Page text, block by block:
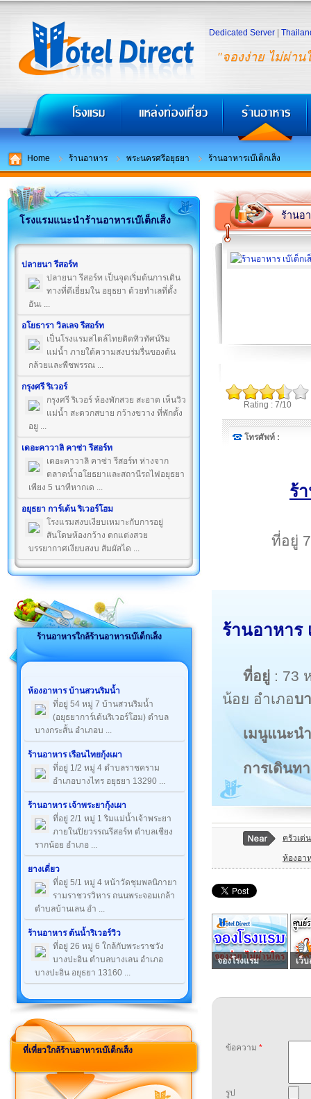
"จองง่าย ไม่ผ่าน
Dedicated Server
Home ร้านอาหาร พระนครศรีอยุธยา ร้านอาหารเบ๊เต็กเส็ง
โรงแรมแนะนำร้านอาหารเบ๊เต็กเส็ง
ปลายนา รีสอร์ท
ปลายนา รีสอร์ท เป็นจุดเริ่มต้นการเดิน
ทางที่ดีเยี่ยมใน อยุธยา ด้วยทำเลที่ตั้ง
อันเ ...
อโยธารา วิลเลจ รีสอร์ท
เป็นโรงแรมสไตล์ไทยติดทิวทัศน์ริม
แม่น้ำ ภายใต้ความสงบร่มรื่นของต้น
กล้วยและพืชพรรณ ...
กรุงศรี ริเวอร์
กรุงศรี ริเวอร์ ห้องพักสวย สะอาด เห็นวิว
แม่น้ำ สะดวกสบาย กว้างขวาง ที่พักตั้ง
อยู ...
เดอะคาวาลิ คาซ่า รีสอร์ท
เดอะคาวาลิ คาซ่า รีสอร์ท ห่างจาก
ตลาดน้ำอโยธยาและสถานีรถไฟอยุธยา
เพียง 5 นาทีหากเด ...
อยุธยา การ์เด้น ริเวอร์โฮม
โรงแรมสงบเงียบเหมาะกับการอยู่
สันโดษห้องกว้าง ตกแต่งสวย
บรรยากาศเงียบสงบ สัมผัสได ...
ร้านอาหารใกล้ร้านอาหารเบ๊เต็กเส็ง
ห้องอาหาร บ้านสวนริมน้ำ
ที่อยู่ 54 หมู่ 7 บ้านสวนริมน้ำ
(อยุธยาการ์เด้นริเวอร์โฮม) ตำบล
บางกระสั้น อำเภอบ ...
ร้านอาหาร เรือนไทยกุ้งเผา
ที่อยู่ 1/2 หมู่ 4 ตำบลราชคราม
อำเภอบางไทร อยุธยา 13290 ...
ร้านอาหาร เจ้าพระยากุ้งเผา
ที่อยู่ 2/1 หมู่ 1 ริมแม่น้ำเจ้าพระยา
ภายในปิยวรรณรีสอร์ท ตำบลเชียง
รากน้อย อำเภอ ...
ยางเดี่ยว
ที่อยู่ 5/1 หมู่ 4 หน้าวัดชุมพลนิกายา
รามราชวรวิหาร ถนนพระจอมเกล้า
ตำบลบ้านเลน อำ ...
ร้านอาหาร ต้นน้ำริเวอร์วิว
ที่อยู่ 26 หมู่ 6 ใกล้กับพระราชวัง
บางปะอิน ตำบลบางเลน อำเภอ
บางปะอิน อยุธยา 13160 ...
ที่เที่ยวใกล้ร้านอาหารเบ๊เต็กเส็ง
ร้านอา
Rating : 7/10
โทรศัพท์ :
ร้
ที่อยู่
ร้านอาหาร
ที่อยู่ : 73
น้อย อำเภอบ
เมนูแนะนำ
การเดินท
ครัวเด่น
ห้องอา
จองโรงแรม เว็
ข้อความ *
รูป